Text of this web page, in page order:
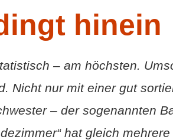
hinein
– am höchsten.
Nicht nur mit einer gut
– der sogenannten
hat gleich